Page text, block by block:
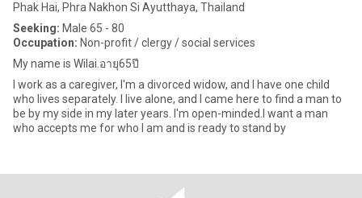
Phak Hai, Phra Nakhon Si Ayutthaya, Thailand
Seeking: Male 65 - 80
Occupation: Non-profit / clergy / social services
My name is Wilai.อายุ65ปี
I work as a caregiver, I'm a divorced widow, and I have one child
who lives separately. I live alone, and I came here to find a man to
be by my side in my later years. I'm open-minded.I want a man
who accepts me for who I am and is ready to stand by